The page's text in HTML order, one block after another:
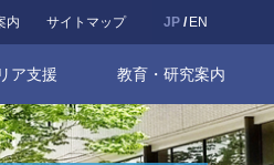
JP EN
内 サイトマップ
ア支援 教育・研究案内